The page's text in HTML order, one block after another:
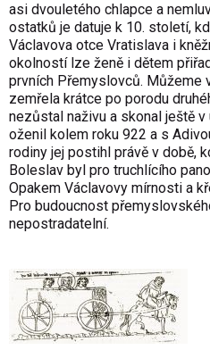
asi dvouletého chlapce a
ostatků je datuje k 10. století,
Václavova otce Vratislava i
okolností lze ženě i dětem
prvních Přemyslovců. Můžeme
zemřela krátce po porodu
nezůstal naživu a skonal ještě
oženil kolem roku 922 a s
rodiny jej postihl právě v době,
Boleslav byl pro truchlícího
Opakem Václavovy mírnosti a
Pro budoucnost
nepostradatelní.